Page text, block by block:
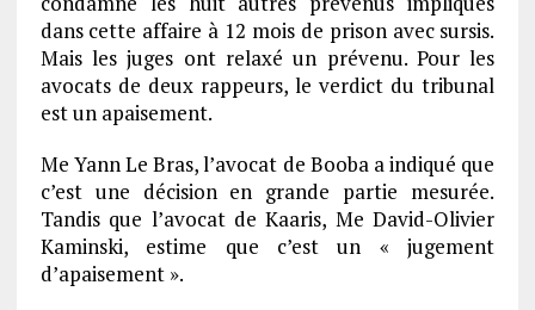
dans cette affaire à 12 mois de prison avec sursis.
Mais les juges ont relaxé un prévenu. Pour les
avocats de deux rappeurs, le verdict du tribunal
est un apaisement.
Me Yann Le Bras, l’avocat de Booba a indiqué que
c’est une décision en grande partie mesurée.
Tandis que l’avocat de Kaaris, Me David-Olivier
Kaminski, estime que c’est un « jugement
d’apaisement ».